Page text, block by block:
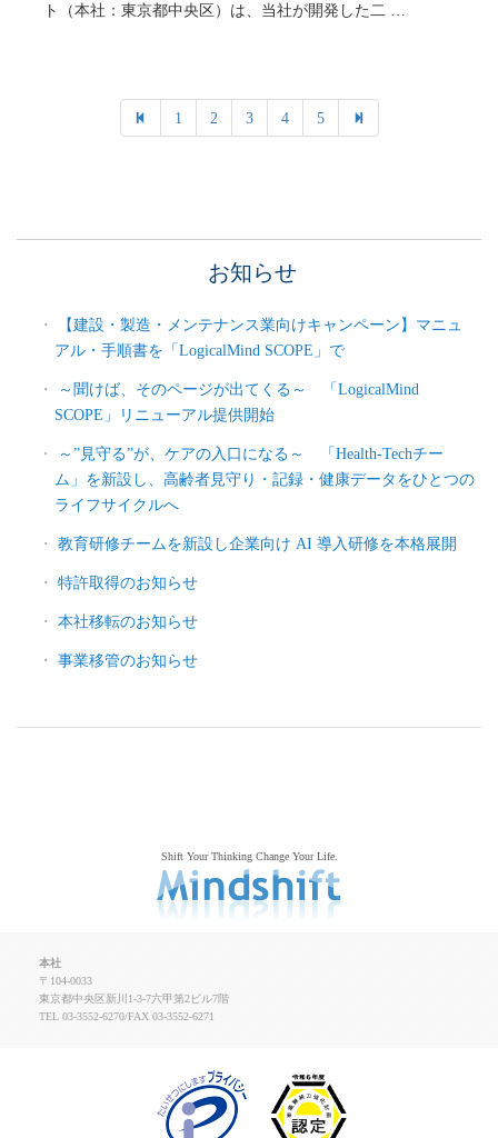
ト（本社：東京都中央区）は、当社が開発した二 …
1 2 3 4 5
お知らせ
【建設・製造・メンテナンス業向けキャンペーン】マニュ
アル・手順書を「LogicalMind SCOPE」で
～聞けば、そのページが出てくる～ 「LogicalMind
SCOPE」リニューアル提供開始
～”見守る”が、ケアの入口になる～ 「Health-Techチー
ム」を新設し、高齢者見守り・記録・健康データをひとつの
ライフサイクルへ
教育研修チームを新設し企業向け AI 導入研修を本格展開
特許取得のお知らせ
本社移転のお知らせ
事業移管のお知らせ
Shift Your Thinking Change Your Life.
本社
〒104-0033
東京都中央区新川1-3-7六甲第2ビル7階
TEL 03-3552-6270/FAX 03-3552-6271